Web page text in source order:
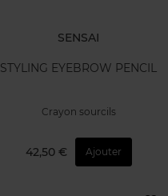
SENSAI
STYLING EYEBROW PENCIL
Crayon sourcils
42,50 € Ajouter